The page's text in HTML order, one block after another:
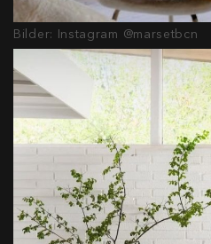
Bilder: Instagram @marsetbcn